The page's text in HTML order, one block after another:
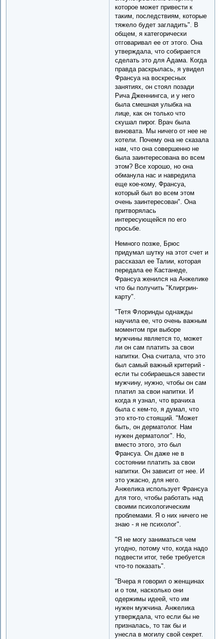
которое может привести к
таким, последствиям, которые
тяжело будет загладить". В
общем, я категорически
отговаривал ее от этого. Она
утверждала, что собирается
сделать это для Адама. Когда
правда раскрылась, я увидел
Франсуа на воскресных
занятиях, он стоял позади
Рича Дженнингса, и у него
была смешная улыбка на
лице, как он только что
скушал пирог. Врач была
виновата. Мы ничего от нее не
хотели. Почему она не сказала
нам, что она совершенно не
была заинтересована во всем
этом? Все хорошо, но она
обманула нас и навредила
еще кое-кому, Франсуа,
который был во всем этом
очень заинтересован". Она
притворялась
интересующейся по его
просьбе.
Немного позже, Брюс
придумал шутку на этот счет и
рассказал ее Талии, которая
передала ее Кастанеде,
Франсуа женился на Анжелике
что бы получить "Клиргрин-
карту".
"Тетя Флоринды однажды
научила ее, что очень важным
моментом при выборе
мужчины является то, может
ли он сам платить за свои
напитки. Она считала, что это
был самый важный критерий -
если ты собираешься завести
мужчину, нужно, чтобы он сам
платил за свои напитки. И
когда я узнал, что врачиха
была с кем-то, я думал, что
это кто-то стоящий. "Может
быть, он дерматолог. Нам
нужен дерматолог". Но,
вместо этого, это был
Франсуа. Он даже не в
состоянии платить за свои
напитки. Он зависит от нее. И
это ужасно, для него.
Анжелика использует Франсуа
для того, чтобы работать над
своими психологическим
проблемами. Я о них ничего не
знаю - я не психолог".
"Я не могу заниматься чем
угодно, потому что, когда надо
подвести итог, тебе требуется
что-то показать".
"Вчера я говорил о женщинах
и о том, насколько они
одержимы идеей, что им
нужен мужчина. Анжелика
утверждала, что если бы не
призналась, то так бы и
унесла в могилу свой секрет.